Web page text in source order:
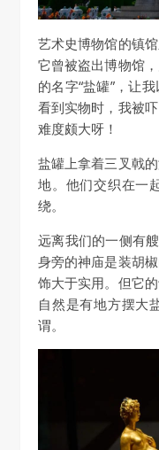
艺术史博物馆的镇
它曾被盗出博物馆
的名字“盐罐”，让
看到实物时，我被
难度颇大呀！
盐罐上拿着三叉戟
地。他们交织在一
绕。
远离我们的一侧有
身旁的神庙是装胡
饰大于实用。但它
自然是有地方摆大
谓。